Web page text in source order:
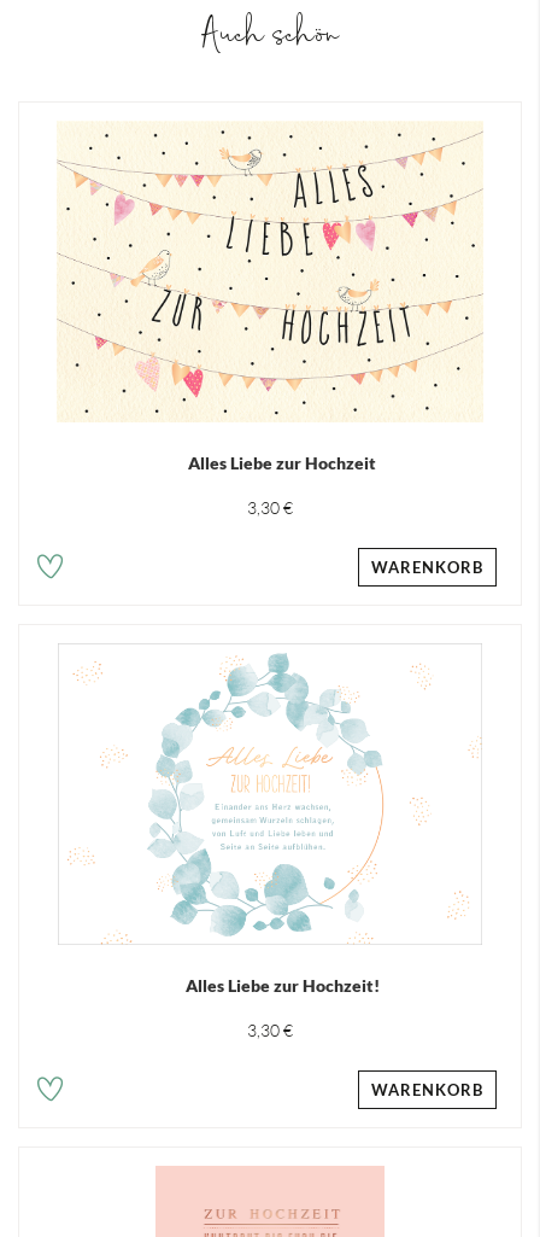
Auch schön
Alles Liebe zur Hochzeit
3,30 €
WARENKORB
Alles Liebe zur Hochzeit!
3,30 €
WARENKORB